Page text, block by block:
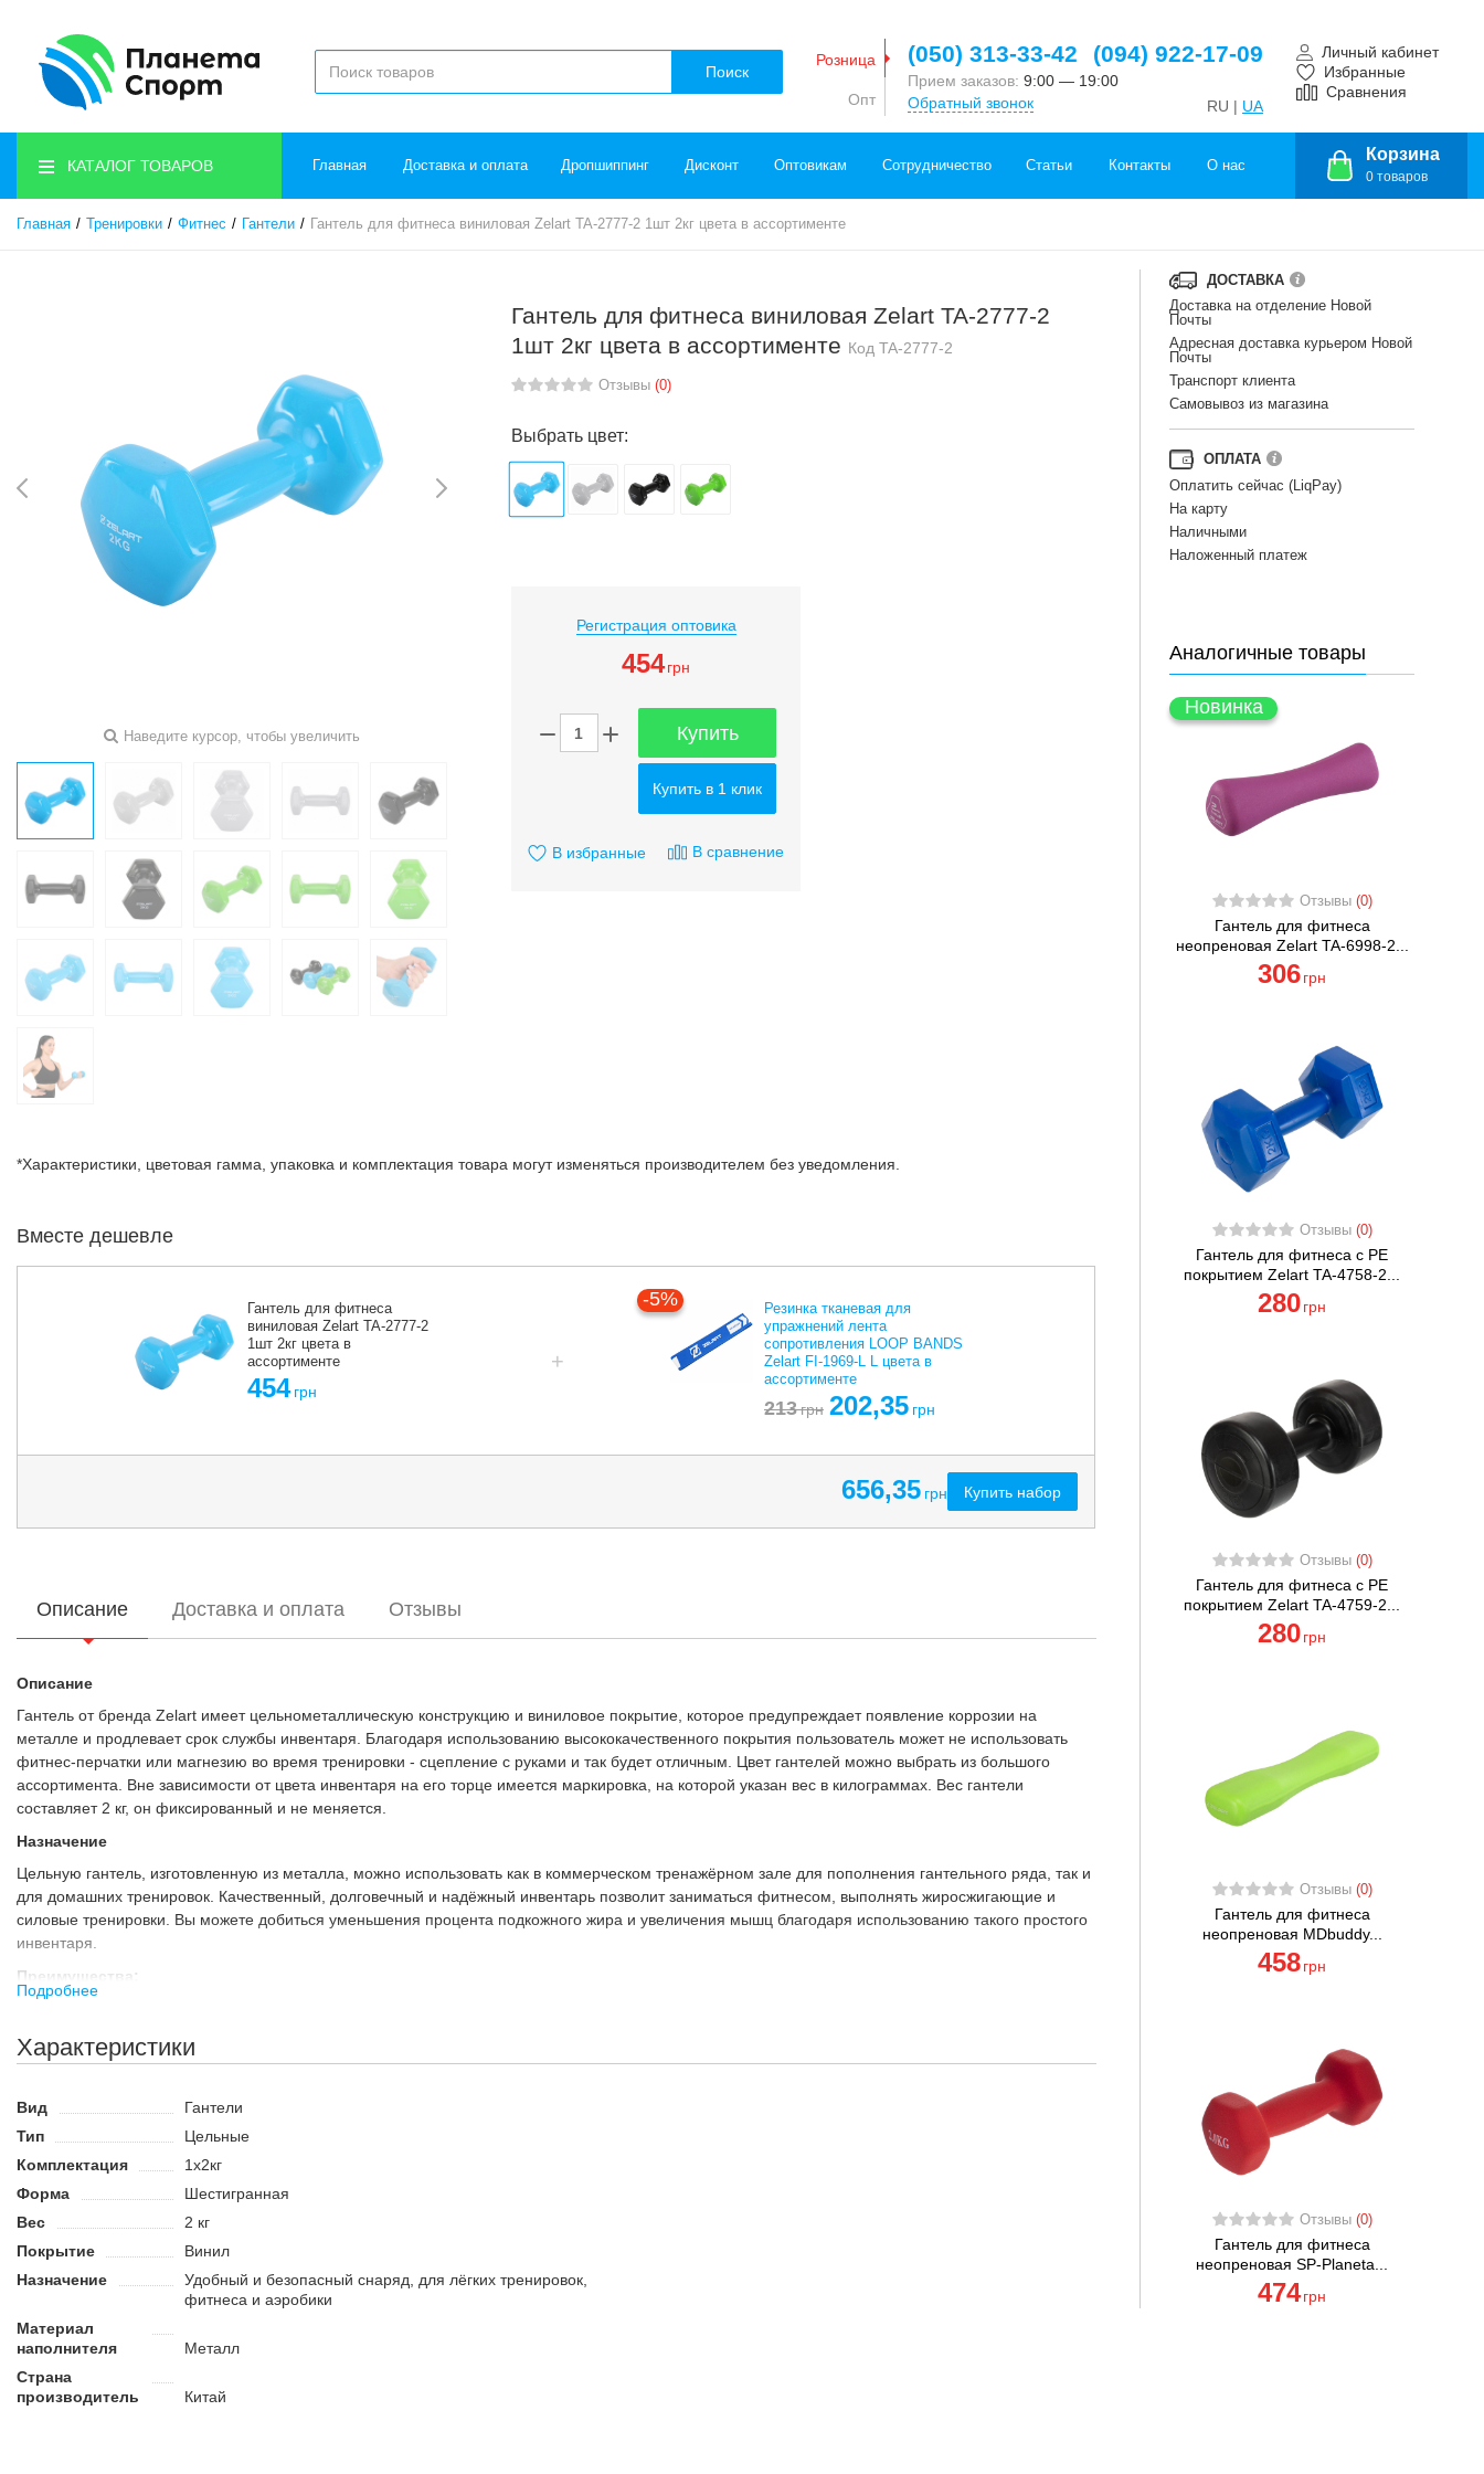
Поиск
Розница
Опт
(050) 313-33-42 (094) 922-17-09
Прием заказов: 9:00 — 19:00
Обратный звонок
RU | UA
Личный кабинет
Избранные
Сравнения
КАТАЛОГ ТОВАРОВ Главная Доставка и оплата Дропшиппинг Дисконт Оптовикам Сотрудничество Статьи Контакты О нас
Корзина
0 товаров
Главная Тренировки Фитнес Гантели Гантель для фитнеса виниловая Zelart TA-2777-2 1шт 2кг цвета в ассортименте
Наведите курсор, чтобы увеличить
Гантель для фитнеса виниловая Zelart TA-2777-2
1шт 2кг цвета в ассортименте Код TA-2777-2
Отзывы (0)
Выбрать цвет:
Регистрация оптовика
454 грн
Купить
Купить в 1 клик
В избранные В сравнение
*Характеристики, цветовая гамма, упаковка и комплектация товара могут изменяться производителем без уведомления.
Вместе дешевле
Гантель для фитнеса
виниловая Zelart TA-2777-2
1шт 2кг цвета в
ассортименте
454 грн
-5%
Резинка тканевая для
упражнений лента
сопротивления LOOP BANDS
Zelart FI-1969-L L цвета в
ассортименте
213грн 202,35 грн
656,35 грн Купить набор
Описание
Описание
Гантель от бренда Zelart имеет цельнометаллическую конструкцию и виниловое покрытие, которое предупреждает появление коррозии на
металле и продлевает срок службы инвентаря. Благодаря использованию высококачественного покрытия пользователь может не использовать
фитнес-перчатки или магнезию во время тренировки - сцепление с руками и так будет отличным. Цвет гантелей можно выбрать из большого
ассортимента. Вне зависимости от цвета инвентаря на его торце имеется маркировка, на которой указан вес в килограммах. Вес гантели
составляет 2 кг, он фиксированный и не меняется.
Назначение
Цельную гантель, изготовленную из металла, можно использовать как в коммерческом тренажёрном зале для пополнения гантельного ряда, так и
для домашних тренировок. Качественный, долговечный и надёжный инвентарь позволит заниматься фитнесом, выполнять жиросжигающие и
силовые тренировки. Вы можете добиться уменьшения процента подкожного жира и увеличения мышц благодаря использованию такого простого
инвентаря.
Преимущества:
Подходит для коммерческих и домашних тренажёрных залов.
Подробнее
Характеристики
Вид
Гантели
Тип
Цельные
Комплектация
1x2кг
Форма
Шестигранная
Вес
2 кг
Покрытие
Винил
Назначение
Удобный и безопасный снаряд, для лёгких тренировок,
фитнеса и аэробики
Материал
наполнителя
Металл
Страна
производитель
Китай
Доставка и оплата Отзывы
ДОСТАВКА
Доставка на отделение Новой
Почты
Адресная доставка курьером Новой
Почты
Транспорт клиента
Самовывоз из магазина
ОПЛАТА
Оплатить сейчас (LiqPay)
На карту
Наличными
Наложенный платеж
Аналогичные товары
Новинка
Отзывы (0)
Гантель для фитнеса
неопреновая Zelart TA-6998-2...
306 грн
Отзывы (0)
Гантель для фитнеса с PE
покрытием Zelart TA-4758-2...
280 грн
Отзывы (0)
Гантель для фитнеса с PE
покрытием Zelart TA-4759-2...
280 грн
Отзывы (0)
Гантель для фитнеса
неопреновая MDbuddy...
458 грн
Отзывы (0)
Гантель для фитнеса
неопреновая SP-Planeta...
474 грн